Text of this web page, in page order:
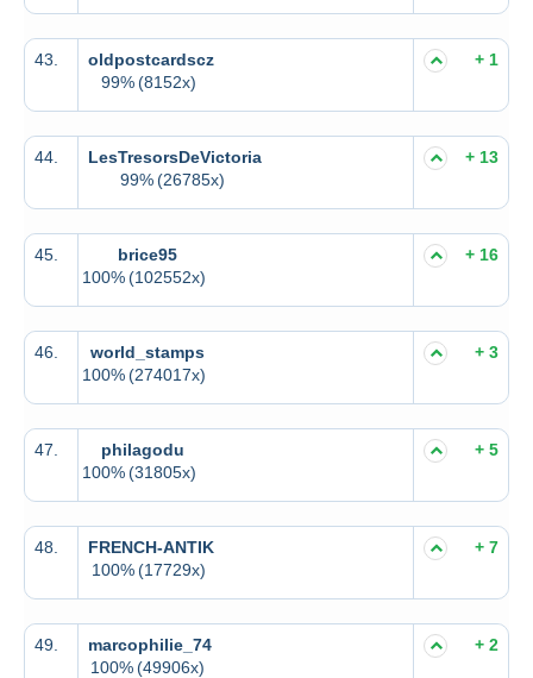
43.
oldpostcardscz
99% (8152x)
+ 1
44.
LesTresorsDeVictoria
99% (26785x)
+ 13
45.
brice95
100%(102552x)
+ 16
46.
world_stamps
100%(274017x)
+ 3
47.
philagodu
100%(31805x)
+ 5
48.
FRENCH-ANTIK
100% (17729x)
+ 7
49.
marcophilie_74
100% (49906x)
+ 2